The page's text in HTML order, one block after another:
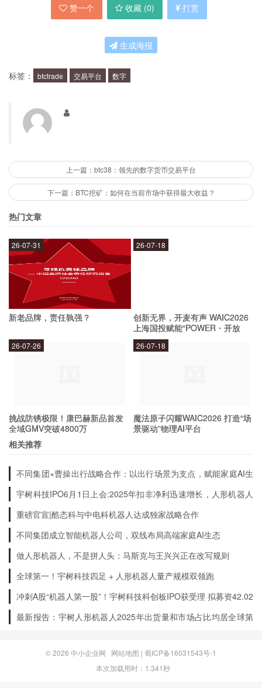
交易手续费低：BTCTrade的交易手续费非常低，为0.2%。
这使得交易者可以更加灵活地进行交易。
安全可靠：BTCTrade采用多重安全保障措施，包括SSL加
密、多重签名等，确保用户资产的安全。
简便易用：BTCTrade的交易界面简单易用，新手也可以轻松
上手。
BTCTrade的交易流程是怎样的？
注册：用户需要注册BTCTrade账户，并完成KYC认证。
充值：用户需要将数字货币或法定货币充值到自己的账户
中。
交易。
提现：用户可以将自己的数字货币或法定货币提现到自己的
钱包或银行账户中。
BTCTrade是否存在风险？
数字货币的价格波动较大，存在一定的风险。此
如何保护自己的数字货币安全？
以下是一些保护数字货币安全的方法：
使用安全密码：用户应该使用强密码，并定期更换密码。
开启二次验证：用户可以开启谷歌验证或短信验证等二次验
不要轻易泄露给他人。
使用冷钱包：用户可以将自己的数字货币存放在冷钱包中，
减少被盗的风险。
BTCTrade是一家经过认证的数字货币交易平台，
赞一个 收藏 (0) 打赏
生成海报
标签： btctrade 交易平台 数字
上一篇：btc38：领先的数字货币交易平台
下一篇：BTC挖矿：如何在当前市场中获得最大收益？
热门文章
新老品牌，责任孰强？
26-07-31
创新无界，开麦有声 WAIC2026
上海国投赋能“POWER・开放
麦”专场成功举办
26-07-18
挑战防锈极限！康巴赫新品首发
全域GMV突破4800万
26-07-26
魔法原子闪耀WAIC2026 打造“场
景驱动”物理AI平台
26-07-18
相关推荐
不同集团×曹操出行战略合作：以出行场景为支点，赋能家庭AI生
态升级
宇树科技IPO6月1日上会:2025年扣非净利迅速增长，人形机器人
出货量全球第一
重磅官宣|酷态科与中电科机器人达成独家战略合作
不同集团成立智能机器人公司，双线布局高端家庭AI生态
做人形机器人，不是拼人头：马斯克与王兴兴正在改写规则
全球第一！宇树科技四足 + 人形机器人量产规模双领跑
冲刺A股“机器人第一股”！宇树科技科创板IPO获受理 拟募资42.02
亿元
最新报告：宇树人形机器人2025年出货量和市场占比均居全球第
© 2026 中小企业网 网站地图 | 蜀ICP备16031543号-1
本次加载用时：1.341秒